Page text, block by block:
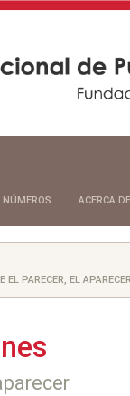
ACERCA DE
PARECER, EL